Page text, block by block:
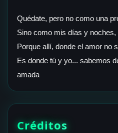
Quédate, pero no como una
Sino como mis días y
Porque allí, donde el amor no
Es donde tú y yo... sabemos
Créditos